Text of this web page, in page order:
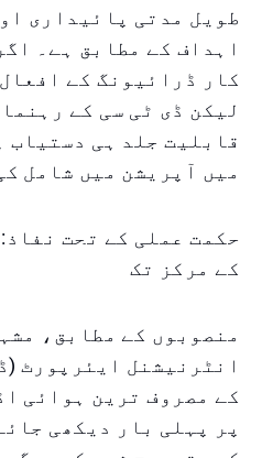
طویل مدتی پائیداری
اہداف کے مطابق ہے۔
کار ڈرائیونگ کے
لیکن ڈی ٹی سی کے
قابلیت جلد ہی دستیاب
میں آپریشن میں شامل
حکمت عملی کے تحت
کے مرکز تک
منصوبوں کے مطابق،
انٹرنیشنل ایئرپورٹ
کے مصروف ترین ہوائی
پر پہلی بار دیکھی